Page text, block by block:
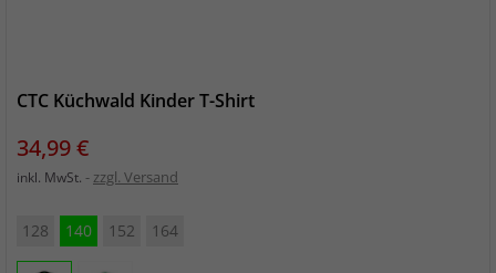
CTC Küchwald Kinder T-Shirt
Preis
34,99 €
inkl. MwSt. zzgl. Versand
128 140 152 164